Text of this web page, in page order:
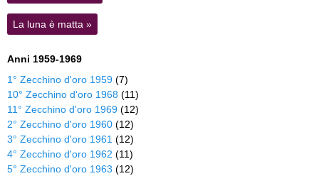
La luna è matta »
Anni 1959-1969
1° Zecchino d'oro 1959 (7)
10° Zecchino d'oro 1968 (11)
11° Zecchino d'oro 1969 (12)
2° Zecchino d'oro 1960 (12)
3° Zecchino d'oro 1961 (12)
4° Zecchino d'oro 1962 (11)
5° Zecchino d'oro 1963 (12)